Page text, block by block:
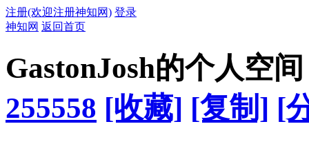
注册(欢迎注册神知网) 登录
神知网 返回首页
GastonJosh的个人空间
255558 [收藏] [复制] [